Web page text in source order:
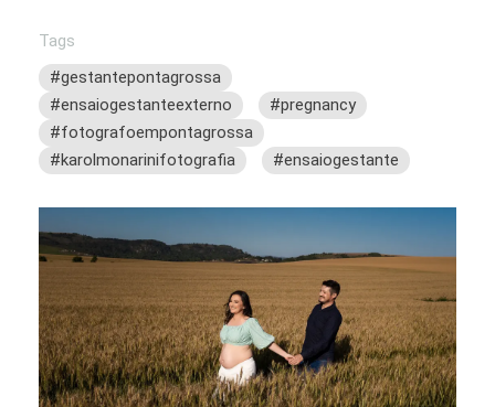
Tags
#gestantepontagrossa
#ensaiogestanteexterno
#pregnancy
#fotografoempontagrossa
#karolmonarinifotografia
#ensaiogestante